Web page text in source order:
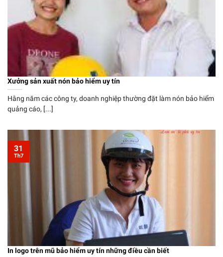
Xưởng sản xuất nón bảo hiểm uy tín
Hằng năm các công ty, doanh nghiệp thường đặt làm nón bảo hiểm
quảng cáo, [...]
In logo trên mũ bảo hiểm uy tín những điều cần biết
31
Th7